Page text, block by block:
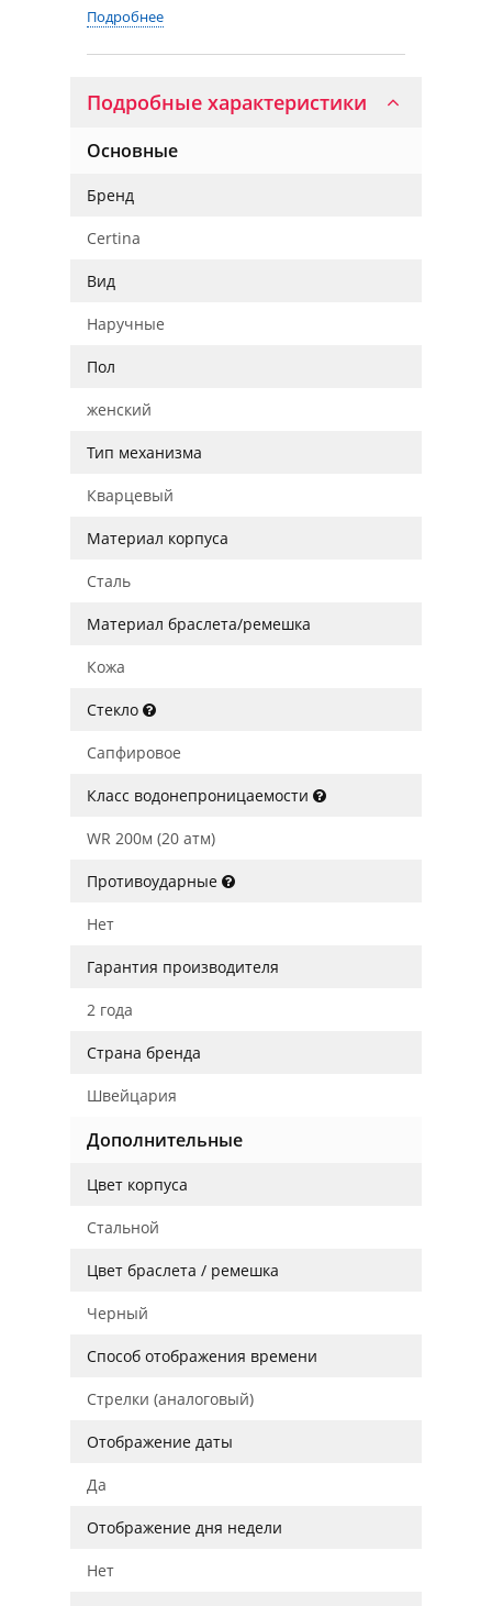
Подробнее
Подробные характеристики
Основные
Бренд
Certina
Вид
Наручные
Пол
женский
Тип механизма
Кварцевый
Материал корпуса
Сталь
Материал браслета/ремешка
Кожа
Стекло
Сапфировое
Класс водонепроницаемости
WR 200м (20 атм)
Противоударные
Нет
Гарантия производителя
2 года
Страна бренда
Швейцария
Дополнительные
Цвет корпуса
Стальной
Цвет браслета / ремешка
Черный
Способ отображения времени
Стрелки (аналоговый)
Отображение даты
Да
Отображение дня недели
Нет